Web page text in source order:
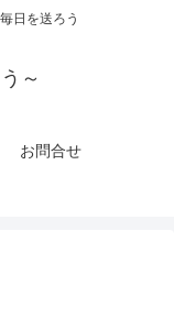
日を送ろう
～
お問合せ